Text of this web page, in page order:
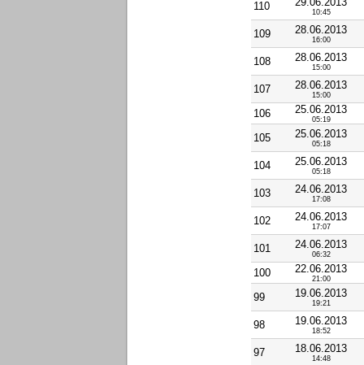
110 10:45
109 28.06.2013
16:00
108 28.06.2013
15:00
107 28.06.2013
15:00
106 25.06.2013
05:19
105 25.06.2013
05:18
104 25.06.2013
05:18
103 24.06.2013
17:08
102 24.06.2013
17:07
101 24.06.2013
06:32
100 22.06.2013
21:00
99 19.06.2013
19:21
98 19.06.2013
18:52
97 18.06.2013
14:48